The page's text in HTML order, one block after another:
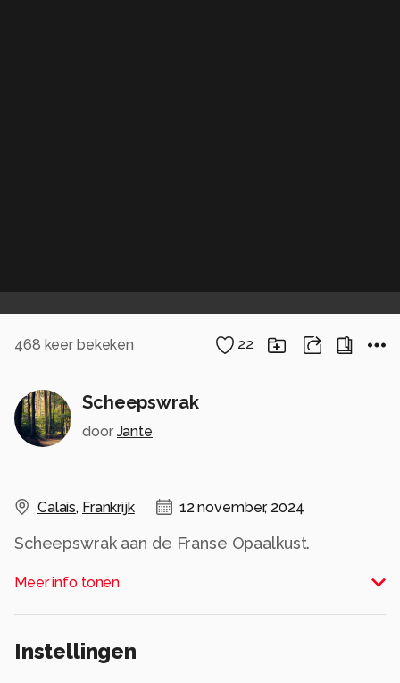
468 keer bekeken 22
Scheepswrak
door Jante
Calais, Frankrijk 12 november, 2024
Scheepswrak aan de Franse Opaalkust.
Alle rechten voorbehouden
Meer info tonen
Instellingen